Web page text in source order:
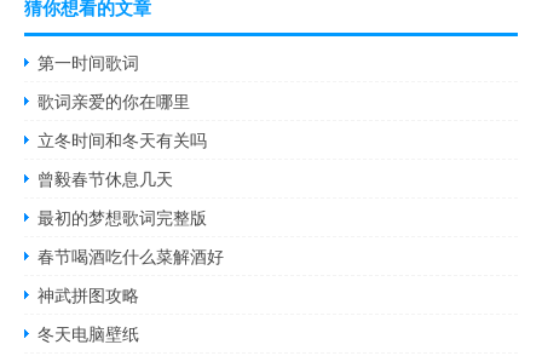
猜你想看的文章
第一时间歌词
歌词亲爱的你在哪里
立冬时间和冬天有关吗
曾毅春节休息几天
最初的梦想歌词完整版
春节喝酒吃什么菜解酒好
神武拼图攻略
冬天电脑壁纸